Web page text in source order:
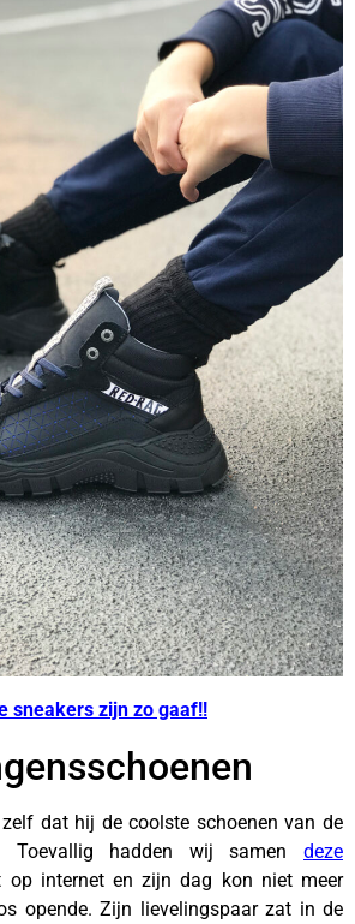
sneakers zijn zo gaaf!!
dat hij de coolste schoenen van de
Toevallig hadden wij samen deze
op internet en zijn dag kon niet meer
opende. Zijn lievelingspaar zat in de